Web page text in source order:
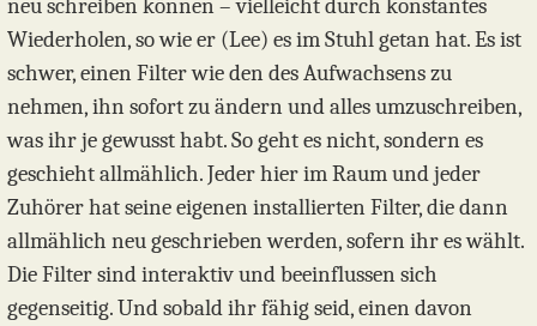
neu schreiben können – vielleicht durch konstantes
Wiederholen, so wie er (Lee) es im Stuhl getan hat. Es ist
schwer, einen Filter wie den des Aufwachsens zu
nehmen, ihn sofort zu ändern und alles umzuschreiben,
was ihr je gewusst habt. So geht es nicht, sondern es
geschieht allmählich. Jeder hier im Raum und jeder
Zuhörer hat seine eigenen installierten Filter, die dann
allmählich neu geschrieben werden, sofern ihr es wählt.
Die Filter sind interaktiv und beeinflussen sich
gegenseitig. Und sobald ihr fähig seid, einen davon